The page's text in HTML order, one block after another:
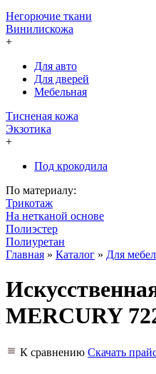
Негорючие ткани
Винилискожа
+
Для авто
Для дверей
Мебельная
Тисненая кожа
Экзотика
+
Под крокодила
По материалу:
Трикотаж
На нетканой основе
Полиэстер
Полиуретан
Главная » Каталог » Для
MERCURY
К сравнению Скачать